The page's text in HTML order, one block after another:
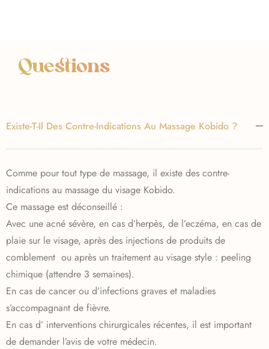
Questions
Existe-T-Il Des Contre-Indications Au Massage Kobido ?
Comme pour tout type de massage, il existe des contre-
indications au massage du visage Kobido.
Ce massage est déconseillé :
Avec une acné sévère, en cas d’herpès, de l’eczéma, en cas de
plaie sur le visage, après des injections de produits de
comblement ou après un traitement au visage style : peeling
chimique (attendre 3 semaines).
En cas de cancer ou d’infections graves et maladies
s’accompagnant de fièvre.
En cas d’ interventions chirurgicales récentes, il est important
de demander l’avis de votre médecin.